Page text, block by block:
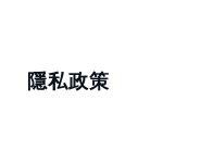
隱私政策